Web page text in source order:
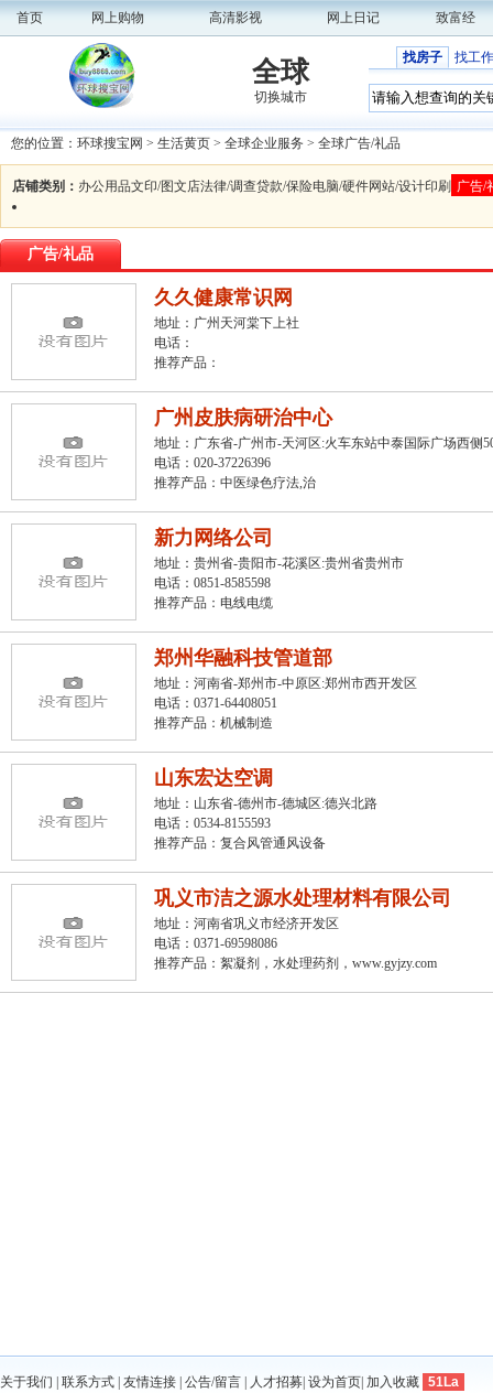
首页 网上购物 高清影视 网上日记 致富经
全球
切换城市
找房子 找工作
您的位置： 环球搜宝网 > 生活黄页 > 全球企业服务 > 全球广告/礼品
店铺类别： 办公用品文印/图文店法律/调查贷款/保险电脑/硬件网站/设计印刷 广告/
广告/礼品
久久健康常识网
地址：广州天河棠下上社
电话：
推荐产品：
广州皮肤病研治中心
地址：广东省-广州市-天河区:火车东站中泰国际广场西侧
电话：020-37226396
推荐产品： 中医绿色疗法,治
新力网络公司
地址：贵州省-贵阳市-花溪区:贵州省贵州市
电话：0851-8585598
推荐产品： 电线电缆
郑州华融科技管道部
地址：河南省-郑州市-中原区:郑州市西开发区
电话：0371-64408051
推荐产品： 机械制造
山东宏达空调
地址：山东省-德州市-德城区:德兴北路
电话：0534-8155593
推荐产品： 复合风管通风设备
巩义市洁之源水处理材料有限公司
地址：河南省巩义市经济开发区
电话：0371-69598086
推荐产品： 絮凝剂，水处理药剂，www.gyjzy.com
关于我们 联系方式 友情连接 公告/留言 人才招募 设为首页 加入收藏 51La